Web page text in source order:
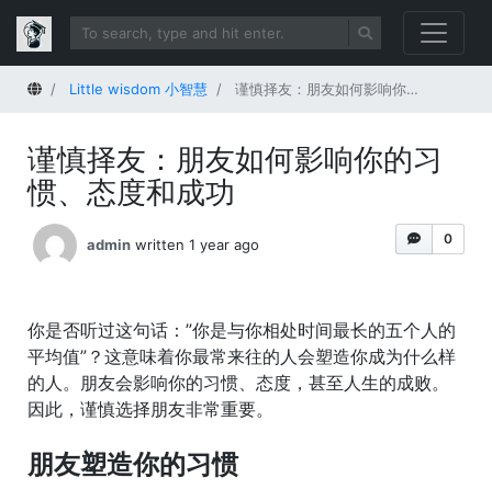
HomeLittle wisdom 小智慧 谨慎择友：朋友如何影响你的习惯、态度和成功
谨慎择友：朋友如何影响你的习
惯、态度和成功
0
admin written 1 year ago
你是否听过这句话：”你是与你相处时间最长的五个人的
平均值”？这意味着你最常来往的人会塑造你成为什么样
的人。朋友会影响你的习惯、态度，甚至人生的成败。
因此，谨慎选择朋友非常重要。
朋友塑造你的习惯